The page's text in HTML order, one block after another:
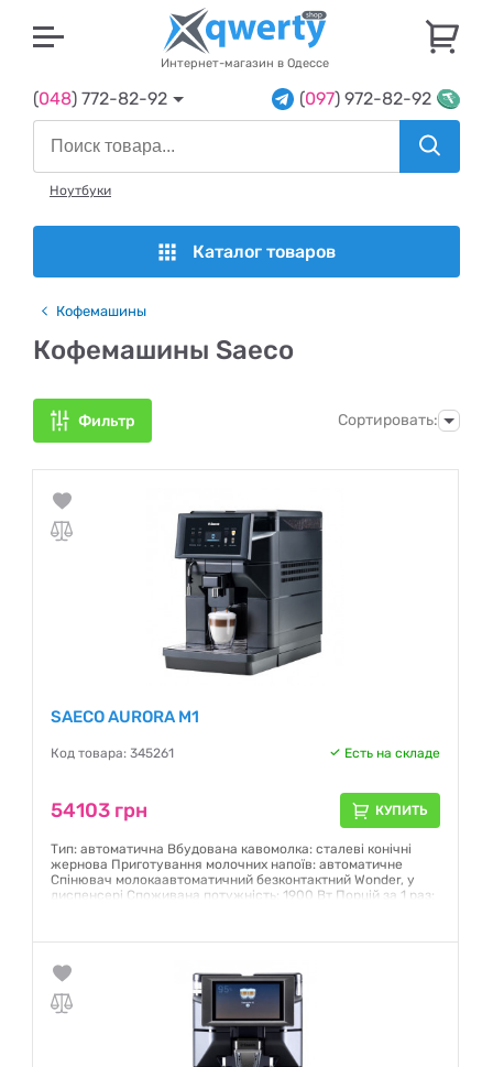
Интернет-магазин в Одессе
(048) 772-82-92 (097) 972-82-92
Ноутбуки
Каталог товаров
Кофемашины
Кофемашины Saeco
Фильтр Сортировать:
SAECO AURORA M1
Код товара: 345261 Есть на складе
54103 грн КУПИТЬ
Тип: автоматична Вбудована кавомолка: сталеві конічні
жернова Приготування молочних напоїв: автоматичне
Спінювач молокаавтоматичний безконтактний Wonder, у
диспенсері Споживана потужність: 1900 Вт Порцій за 1 раз:
сенсорне Колір: чорний
Гарантия: